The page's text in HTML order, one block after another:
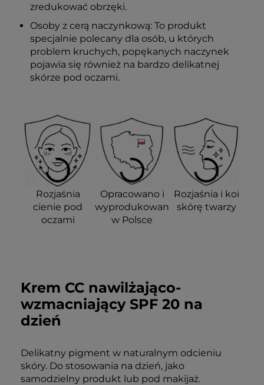
zredukować obrzęki.
Osoby z cerą naczynkową: To produkt
specjalnie polecany dla osób, u których
problem kruchych, popękanych naczynek
pojawia się również na bardzo delikatnej
skórze pod oczami.
Rozjaśnia
cienie pod
oczami
Opracowano i
wyprodukowano
w Polsce
Rozjaśnia i koi
skórę twarzy
Redukuje
zaczerwienienia
Zmniejsza
Na dzień i noc
Efekty
potwierdzone
Krem CC nawilżająco-
wzmacniający SPF 20 na
dzień
Delikatny pigment w naturalnym odcieniu
skóry. Do stosowania na dzień, jako
samodzielny produkt lub pod makijaż.